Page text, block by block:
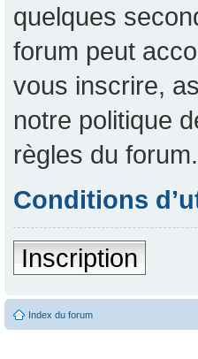
quelques
forum peut
vous inscrire,
notre politique
règles du forum.
Conditions
Inscription
Index du forum